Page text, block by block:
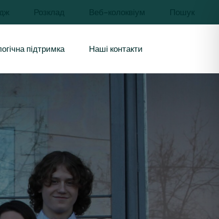
Розклад Веб-колоквіум Пошук
підтримка
і
Наші контакти
освіти